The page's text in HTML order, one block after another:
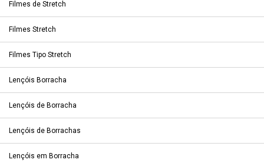
Filmes de Stretch
Filmes Stretch
Filmes Tipo Stretch
Lençóis Borracha
Lençóis de Borracha
Lençóis de Borrachas
Lençóis em Borracha